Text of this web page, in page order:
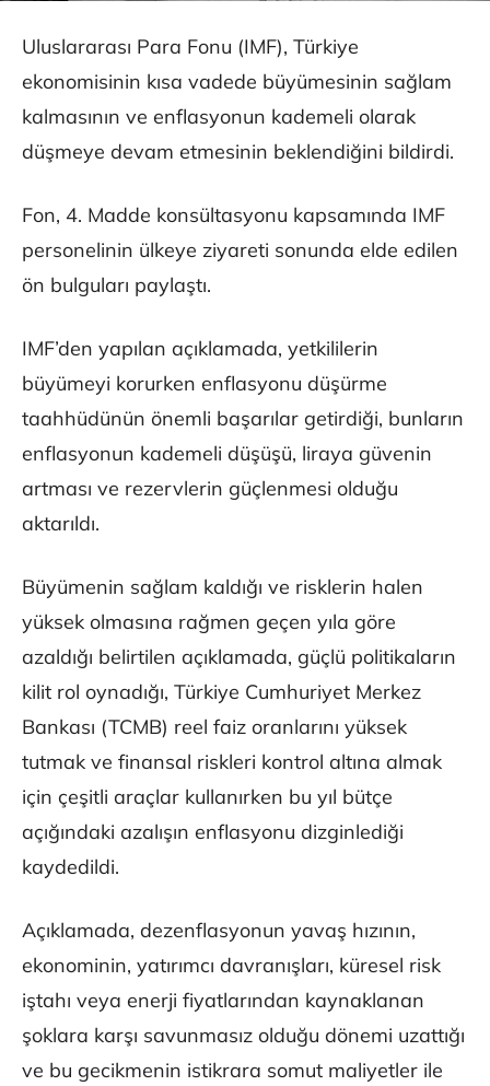
Uluslararası Para Fonu (IMF), Türkiye
ekonomisinin kısa vadede büyümesinin sağlam
kalmasının ve enflasyonun kademeli olarak
düşmeye devam etmesinin beklendiğini bildirdi.
Fon, 4. Madde konsültasyonu kapsamında IMF
personelinin ülkeye ziyareti sonunda elde edilen
ön bulguları paylaştı.
IMF’den yapılan açıklamada, yetkililerin
büyümeyi korurken enflasyonu düşürme
taahhüdünün önemli başarılar getirdiği, bunların
enflasyonun kademeli düşüşü, liraya güvenin
artması ve rezervlerin güçlenmesi olduğu
aktarıldı.
Büyümenin sağlam kaldığı ve risklerin halen
yüksek olmasına rağmen geçen yıla göre
azaldığı belirtilen açıklamada, güçlü politikaların
kilit rol oynadığı, Türkiye Cumhuriyet Merkez
Bankası (TCMB) reel faiz oranlarını yüksek
tutmak ve finansal riskleri kontrol altına almak
için çeşitli araçlar kullanırken bu yıl bütçe
açığındaki azalışın enflasyonu dizginlediği
kaydedildi.
Açıklamada, dezenflasyonun yavaş hızının,
ekonominin, yatırımcı davranışları, küresel risk
iştahı veya enerji fiyatlarından kaynaklanan
şoklara karşı savunmasız olduğu dönemi uzattığı
ve bu gecikmenin istikrara somut maliyetler ile